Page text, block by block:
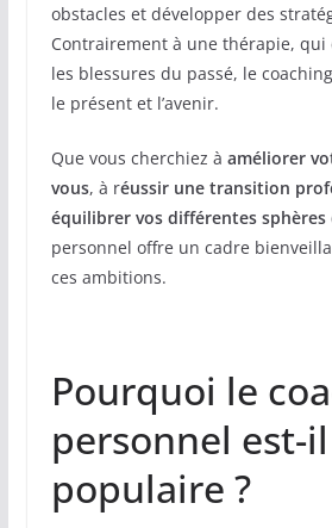
obstacles et développer des
Contrairement à une thérapie, qui
les blessures du passé, le
le présent et l’avenir.
Que vous cherchiez à améliorer
vous, à réussir une transition
équilibrer vos différentes sphères
personnel offre un cadre
ces ambitions.
Pourquoi le
personnel est-
populaire ?